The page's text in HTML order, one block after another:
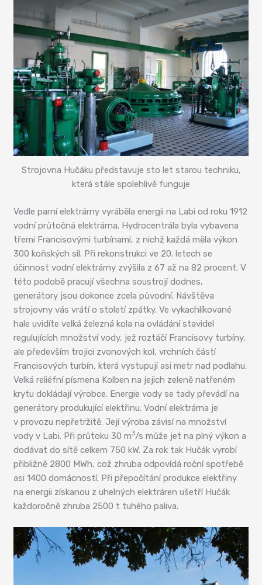
Strojovna Hučáku představuje sto let starou techniku,
která stále spolehlivě funguje
Vedle parní elektrárny vyráběla energii na Labi od roku 1912
vodní průtočná elektrárna. Hydrocentrála byla vybavena
třemi Francisovými turbínami, z nichž každá měla výkon
300 koňských sil. Při rekonstrukci ve 20. letech se
účinnost vodní elektrárny zvýšila z 67 až na 82 procent. V
této podobě pracují všechna soustrojí dodnes,
generátory jsou dokonce zcela původní. Návštěva
strojovny vás vrátí o století zpátky. Ve vykachlíkované
hale uvidíte velká železná kola na ovládání stavidel
regulujících množství vody, jež roztáčí Francisovy turbíny,
ale především trojici zvonových kol, vrchních částí
Francisových turbín, která vystupují asi metr nad podlahu.
Velká reliéfní písmena Kolben na jejich zeleně natřeném
krytu dokládají výrobce. Energie vody se tady převádí na
generátory produkující elektřinu. Vodní elektrárna je
v provozu nepřetržitě. Její výroba závisí na množství
vody v Labi. Při průtoku 30 m3/s může jet na plný výkon a
dodávat do sítě celkem 750 kW. Za rok tak Hučák vyrobí
přibližně 2800 MWh, což zhruba odpovídá roční spotřebě
asi 1400 domácností. Při přepočítání produkce elektřiny
na energii získanou z uhelných elektráren ušetří Hučák
každoročně zhruba 2500 t tuhého paliva.